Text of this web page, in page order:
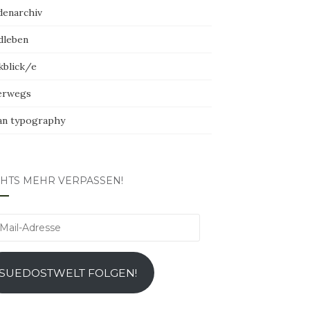
e
typography
MEHR VERPASSEN!
FOLGEN!